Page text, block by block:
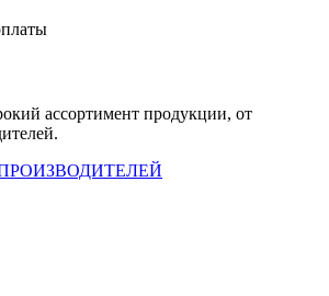
ассортимент продукции, от